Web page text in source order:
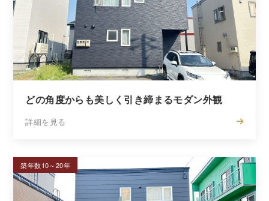
どの角度からも美しく引き締まるモダン外観
詳細を見る
築年数10～20年